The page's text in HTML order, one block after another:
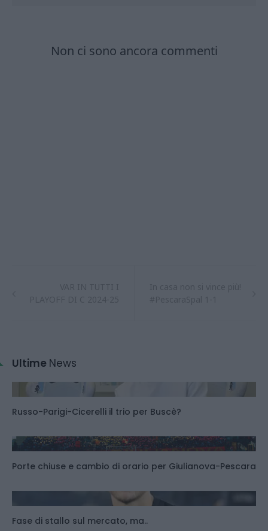
Ultime News
Russo-Parigi-Cicerelli il trio per Buscè?
Porte chiuse e cambio di orario per Giulianova-Pescara
Fase di stallo sul mercato, ma..